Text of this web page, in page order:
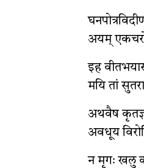
अयम्
इह
मयि तां
अथवैष
अवधूय
न मृगः खलु